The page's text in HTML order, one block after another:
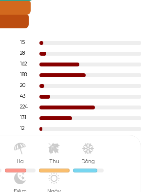
15
28
162
188
20
43
224
131
12
Hạ Thu Đông